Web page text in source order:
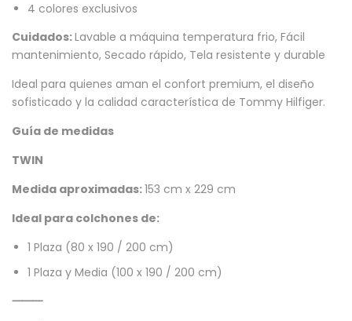
4 colores exclusivos
Cuidados:Lavable a máquina temperatura frio, Fácil
mantenimiento, Secado rápido, Tela resistente y durable
Ideal para quienes aman el confort premium, el diseño
sofisticado y la calidad característica de Tommy Hilfiger.
Guía de medidas
TWIN
Medida aproximadas:153 cm x 229 cm
Ideal para colchones de:
1 Plaza (80 x 190 / 200 cm)
1 Plaza y Media (100 x 190 / 200 cm)
⸻